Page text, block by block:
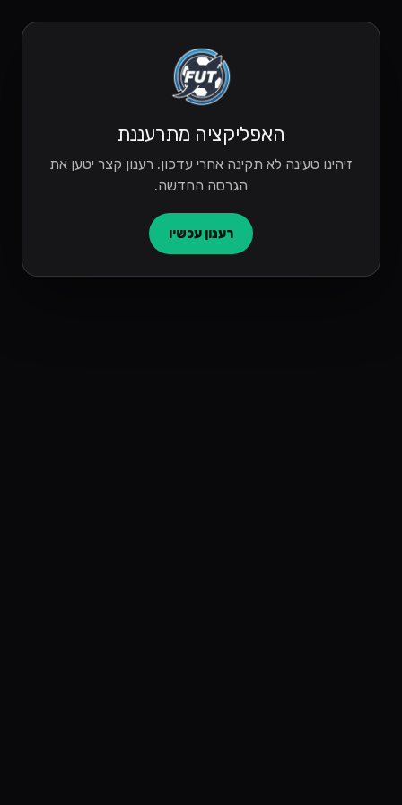
האפליקציה מתרעננת
זיהינו טעינה לא תקינה אחרי עדכון. רענון קצר יטען את
הגרסה החדשה.
רענון עכשיו